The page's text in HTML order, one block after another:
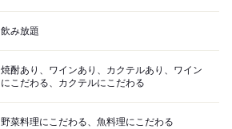
飲み放題
焼酎あり、ワインあり、カクテルあり、ワイン
にこだわる、カクテルにこだわる
野菜料理にこだわる、魚料理にこだわる